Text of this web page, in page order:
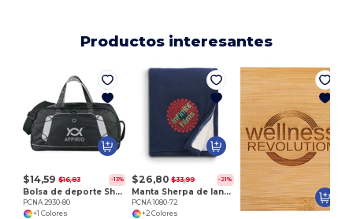
Productos interesantes
$14,59 $16,83 -13%
Bolsa de deporte Shockwave 19
PCNA 2930-80
+1 Colores
$26,80 $33,99 -21%
Manta Sherpa de lana a cuadros
PCNA 1080-72
+2 Colores